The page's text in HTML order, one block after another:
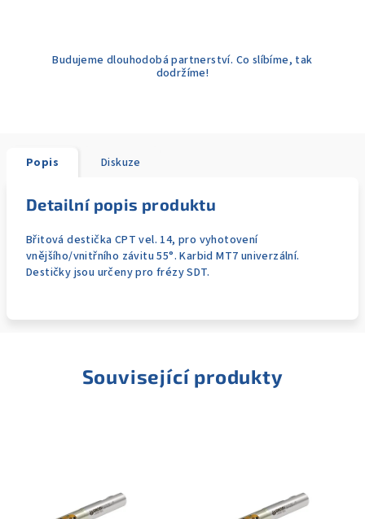
Budujeme dlouhodobá partnerství. Co slíbíme, tak
dodržíme!
Popis Diskuze
Detailní popis produktu
Břitová destička CPT vel. 14, pro vyhotovení
vnějšího/vnitřního závitu 55°. Karbid MT7 univerzální.
Destičky jsou určeny pro frézy SDT.
Související produkty